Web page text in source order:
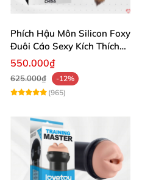
Phích Hậu Môn Silicon Foxy
Đuôi Cáo Sexy Kích Thích
Đỉnh Cao
550.000₫
625.000₫
-12%
(965)